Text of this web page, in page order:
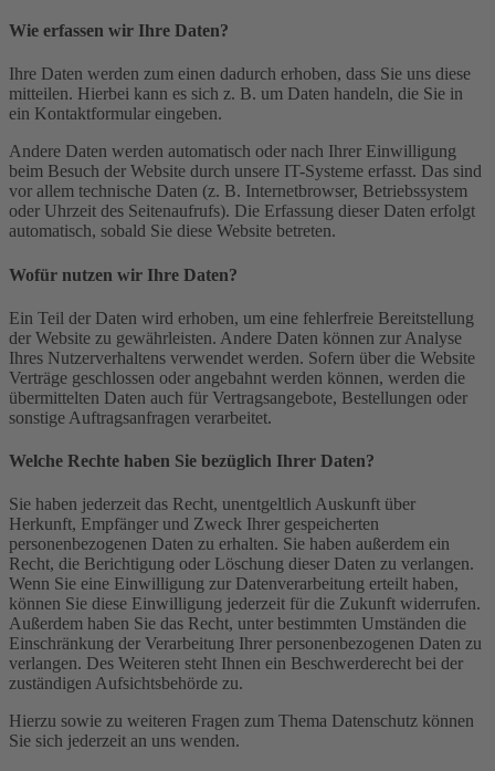
Wie erfassen wir Ihre Daten?
Ihre Daten werden zum einen dadurch erhoben, dass Sie uns diese
mitteilen. Hierbei kann es sich z. B. um Daten handeln, die Sie in
ein Kontaktformular eingeben.
Andere Daten werden automatisch oder nach Ihrer Einwilligung
beim Besuch der Website durch unsere IT-Systeme erfasst. Das sind
vor allem technische Daten (z. B. Internetbrowser, Betriebssystem
oder Uhrzeit des Seitenaufrufs). Die Erfassung dieser Daten erfolgt
automatisch, sobald Sie diese Website betreten.
Wofür nutzen wir Ihre Daten?
Ein Teil der Daten wird erhoben, um eine fehlerfreie Bereitstellung
der Website zu gewährleisten. Andere Daten können zur Analyse
Ihres Nutzerverhaltens verwendet werden. Sofern über die Website
Verträge geschlossen oder angebahnt werden können, werden die
übermittelten Daten auch für Vertragsangebote, Bestellungen oder
sonstige Auftragsanfragen verarbeitet.
Welche Rechte haben Sie bezüglich Ihrer Daten?
Sie haben jederzeit das Recht, unentgeltlich Auskunft über
Herkunft, Empfänger und Zweck Ihrer gespeicherten
personenbezogenen Daten zu erhalten. Sie haben außerdem ein
Recht, die Berichtigung oder Löschung dieser Daten zu verlangen.
Wenn Sie eine Einwilligung zur Datenverarbeitung erteilt haben,
können Sie diese Einwilligung jederzeit für die Zukunft widerrufen.
Außerdem haben Sie das Recht, unter bestimmten Umständen die
Einschränkung der Verarbeitung Ihrer personenbezogenen Daten zu
verlangen. Des Weiteren steht Ihnen ein Beschwerderecht bei der
zuständigen Aufsichtsbehörde zu.
Hierzu sowie zu weiteren Fragen zum Thema Datenschutz können
Sie sich jederzeit an uns wenden.